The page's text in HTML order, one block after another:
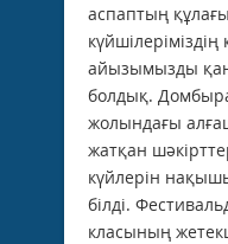
аспаптың
айызымызды
болдық.
жолындағы
жатқан
күйлерін
білді.
класының